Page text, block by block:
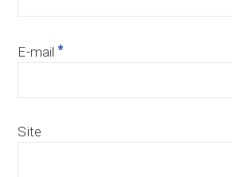
E-mail *
Site